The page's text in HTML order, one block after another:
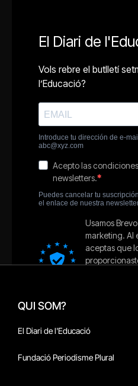
QUI SOM?
El Diari de l'Educació
Fundació Periodisme Plural